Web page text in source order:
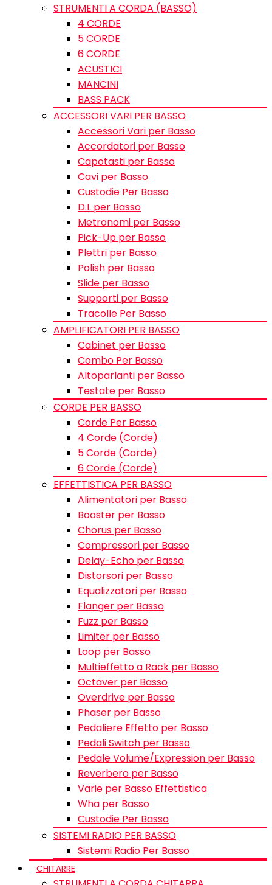
STRUMENTI A CORDA (BASSO)
4 CORDE
5 CORDE
6 CORDE
ACUSTICI
MANCINI
BASS PACK
ACCESSORI VARI PER BASSO
Accessori Vari per Basso
Accordatori per Basso
Capotasti per Basso
Cavi per Basso
Custodie Per Basso
D.I. per Basso
Metronomi per Basso
Pick-Up per Basso
Plettri per Basso
Polish per Basso
Slide per Basso
Supporti per Basso
Tracolle Per Basso
AMPLIFICATORI PER BASSO
Cabinet per Basso
Combo Per Basso
Altoparlanti per Basso
Testate per Basso
CORDE PER BASSO
Corde Per Basso
4 Corde (Corde)
5 Corde (Corde)
6 Corde (Corde)
EFFETTISTICA PER BASSO
Alimentatori per Basso
Booster per Basso
Chorus per Basso
Compressori per Basso
Delay-Echo per Basso
Distorsori per Basso
Equalizzatori per Basso
Flanger per Basso
Fuzz per Basso
Limiter per Basso
Loop per Basso
Multieffetto a Rack per Basso
Octaver per Basso
Overdrive per Basso
Phaser per Basso
Pedaliere Effetto per Basso
Pedali Switch per Basso
Pedale Volume/Expression per Basso
Reverbero per Basso
Varie per Basso Effettistica
Wha per Basso
Custodie Per Basso
SISTEMI RADIO PER BASSO
Sistemi Radio Per Basso
CHITARRE